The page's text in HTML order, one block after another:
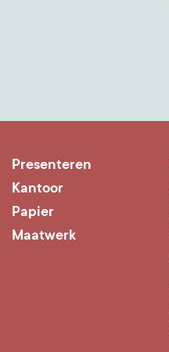
Presenteren
Kantoor
Papier
Maatwerk